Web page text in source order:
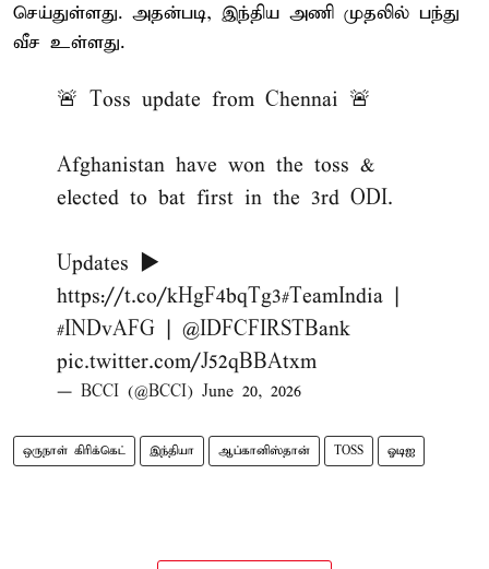
செய்துள்ளது. அதன்படி, இந்திய அணி முதலில் பந்து
வீச உள்ளது.
🚨 Toss update from Chennai 🚨
Afghanistan have won the toss &
elected to bat first in the 3rd ODI.
Updates ▶️
https://t.co/kHgF4bqTg3#TeamIndia |
#INDvAFG | @IDFCFIRSTBank
pic.twitter.com/J52qBBAtxm
— BCCI (@BCCI) June 20, 2026
ஒருநாள் கிரிக்கெட் இந்தியா ஆப்கானிஸ்தான் TOSS ஓடிஐ